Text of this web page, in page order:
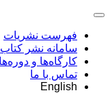
فهرست نشریات
سامانه نشر کتاب
کارگاه‌ها و
تماس با ما
English